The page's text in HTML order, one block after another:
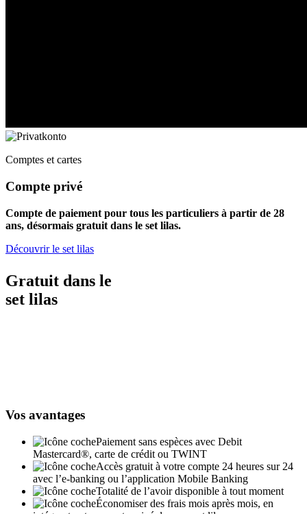
Comptes et cartes
Compte privé
Compte de paiement pour tous les particuliers à partir de 28
ans, désormais gratuit dans le set lilas.
Découvrir le set lilas
Gratuit dans le
set lilas
Vos avantages
Paiement sans espèces avec Debit
Mastercard®, carte de crédit ou TWINT
Accès gratuit à votre compte 24 heures sur 24
avec l’e-banking ou l’application Mobile Banking
Totalité de l’avoir disponible à tout moment
Économiser des frais mois après mois, en